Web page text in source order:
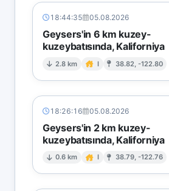
18:44:35 05.08.2026
Geysers'in 6 km kuzey-
kuzeybatısında, Kaliforniya
2.8 km I 38.82, -122.80
18:26:16 05.08.2026
Geysers'in 2 km kuzey-
kuzeybatısında, Kaliforniya
0.6 km I 38.79, -122.76